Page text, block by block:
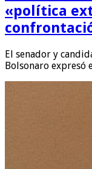
«política
El senador y
Bolsonaro expresó